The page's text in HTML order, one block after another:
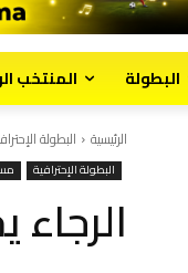
البطولة المنتخب
الرئيسية البطولة
البطولة الإحترافية